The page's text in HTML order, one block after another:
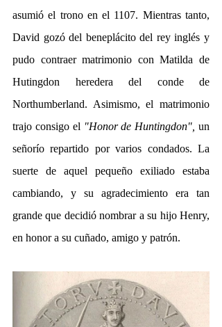
asumió el trono en el 1107. Mientras tanto,
David gozó del beneplácito del rey inglés y
pudo contraer matrimonio con Matilda de
Hutingdon heredera del conde de
Northumberland. Asimismo, el matrimonio
trajo consigo el "Honor de Huntingdon", un
señorío repartido por varios condados. La
suerte de aquel pequeño exiliado estaba
cambiando, y su agradecimiento era tan
grande que decidió nombrar a su hijo Henry,
en honor a su cuñado, amigo y patrón.